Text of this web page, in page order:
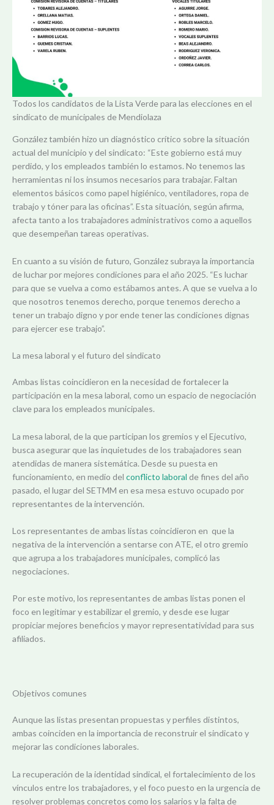
Todos los candidatos de la Lista Verde para las elecciones en el
sindicato de municipales de Mendiolaza
González también hizo un diagnóstico crítico sobre la situación
actual del municipio y del sindicato: “Este gobierno está muy
perdido, y los empleados también lo estamos. No tenemos las
herramientas ni los insumos necesarios para trabajar. Faltan
elementos básicos como papel higiénico, ventiladores, ropa de
trabajo y tóner para las oficinas”. Esta situación, según afirma,
afecta tanto a los trabajadores administrativos como a aquellos
que desempeñan tareas operativas.
En cuanto a su visión de futuro, González subraya la importancia
de luchar por mejores condiciones para el año 2025. “Es luchar
para que se vuelva a como estábamos antes. A que se vuelva a lo
que nosotros tenemos derecho, porque tenemos derecho a
tener un trabajo digno y por ende tener las condiciones dignas
para ejercer ese trabajo”.
La mesa laboral y el futuro del sindicato
Ambas listas coincidieron en la necesidad de fortalecer la
participación en la mesa laboral, como un espacio de negociación
clave para los empleados municipales.
La mesa laboral, de la que participan los gremios y el Ejecutivo,
busca asegurar que las inquietudes de los trabajadores sean
atendidas de manera sistemática. Desde su puesta en
funcionamiento, en medio del conflicto laboral de fines del año
pasado, el lugar del SETMM en esa mesa estuvo ocupado por
representantes de la intervención.
Los representantes de ambas listas coincidieron en que la
negativa de la intervención a sentarse con ATE, el otro gremio
que agrupa a los trabajadores municipales, complicó las
negociaciones.
Por este motivo, los representantes de ambas listas ponen el
foco en legitimar y estabilizar el gremio, y desde ese lugar
propiciar mejores beneficios y mayor representatividad para sus
afiliados.
Objetivos comunes
Aunque las listas presentan propuestas y perfiles distintos,
ambas coinciden en la importancia de reconstruir el sindicato y
mejorar las condiciones laborales.
La recuperación de la identidad sindical, el fortalecimiento de los
vínculos entre los trabajadores, y el foco puesto en la urgencia de
resolver problemas concretos como los salarios y la falta de